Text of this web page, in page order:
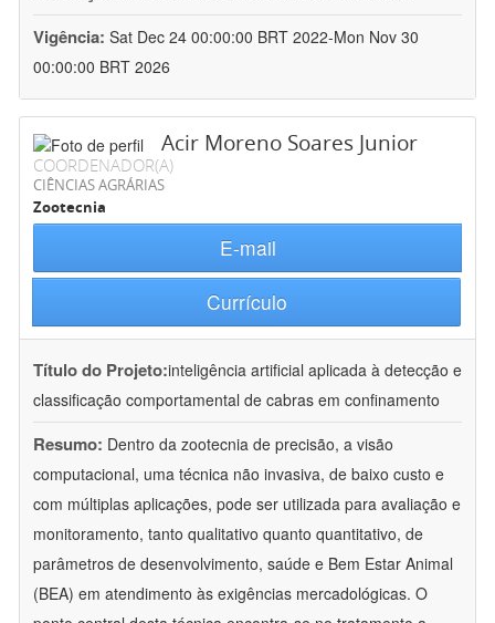
Vigência: Sat Dec 24 00:00:00 BRT 2022-Mon Nov 30
00:00:00 BRT 2026
Acir Moreno Soares Junior
COORDENADOR(A)
CIÊNCIAS AGRÁRIAS
Zootecnia
E-mail
Currículo
Título do Projeto:inteligência artificial aplicada à detecção e
classificação comportamental de cabras em confinamento
Resumo: Dentro da zootecnia de precisão, a visão
computacional, uma técnica não invasiva, de baixo custo e
com múltiplas aplicações, pode ser utilizada para avaliação e
monitoramento, tanto qualitativo quanto quantitativo, de
parâmetros de desenvolvimento, saúde e Bem Estar Animal
(BEA) em atendimento às exigências mercadológicas. O